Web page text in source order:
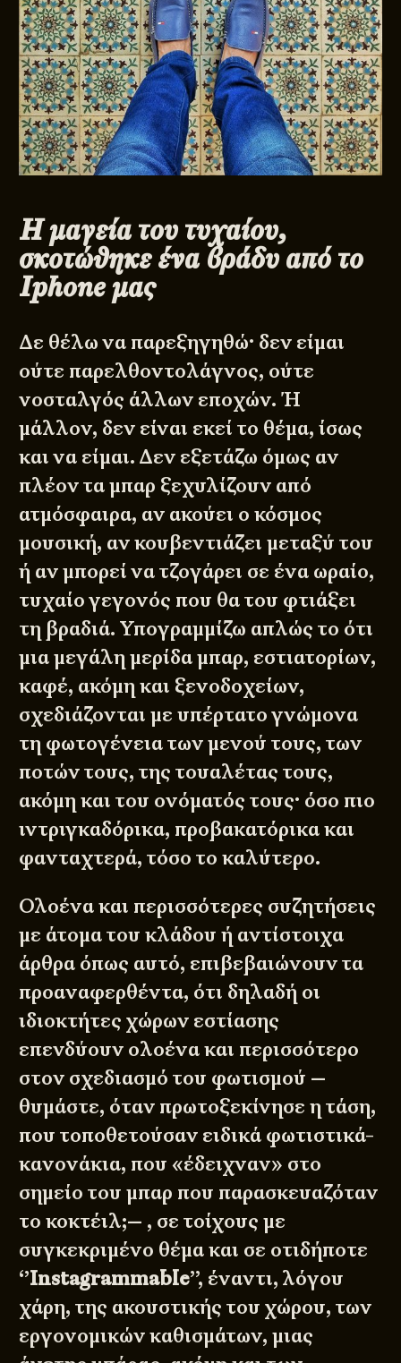
Η μαγεία του τυχαίου,
σκοτώθηκε ένα βράδυ από το
Iphone μας
Δε θέλω να παρεξηγηθώ· δεν είμαι
ούτε παρελθοντολάγνος, ούτε
νοσταλγός άλλων εποχών. Ή
μάλλον, δεν είναι εκεί το θέμα, ίσως
και να είμαι. Δεν εξετάζω όμως αν
πλέον τα μπαρ ξεχυλίζουν από
ατμόσφαιρα, αν ακούει ο κόσμος
μουσική, αν κουβεντιάζει μεταξύ του
ή αν μπορεί να τζογάρει σε ένα ωραίο,
τυχαίο γεγονός που θα του φτιάξει
τη βραδιά. Υπογραμμίζω απλώς το ότι
μια μεγάλη μερίδα μπαρ, εστιατορίων,
καφέ, ακόμη και ξενοδοχείων,
σχεδιάζονται με υπέρτατο γνώμονα
τη φωτογένεια των μενού τους, των
ποτών τους, της τουαλέτας τους,
ακόμη και του ονόματός τους· όσο πιο
ιντριγκαδόρικα, προβακατόρικα και
φανταχτερά, τόσο το καλύτερο.
Ολοένα και περισσότερες συζητήσεις
με άτομα του κλάδου ή αντίστοιχα
άρθρα όπως αυτό, επιβεβαιώνουν τα
προαναφερθέντα, ότι δηλαδή οι
ιδιοκτήτες χώρων εστίασης
επενδύουν ολοένα και περισσότερο
στον σχεδιασμό του φωτισμού —
θυμάστε, όταν πρωτοξεκίνησε η τάση,
που τοποθετούσαν ειδικά φωτιστικά-
κανονάκια, που «έδειχναν» στο
σημείο του μπαρ που παρασκευαζόταν
το κοκτέιλ;— , σε τοίχους με
συγκεκριμένο θέμα και σε οτιδήποτε
‘’Instagrammable’’, έναντι, λόγου
χάρη, της ακουστικής του χώρου, των
εργονομικών καθισμάτων, μιας